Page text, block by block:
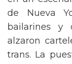
de Nueva
bailarines y
alzaron
trans. La